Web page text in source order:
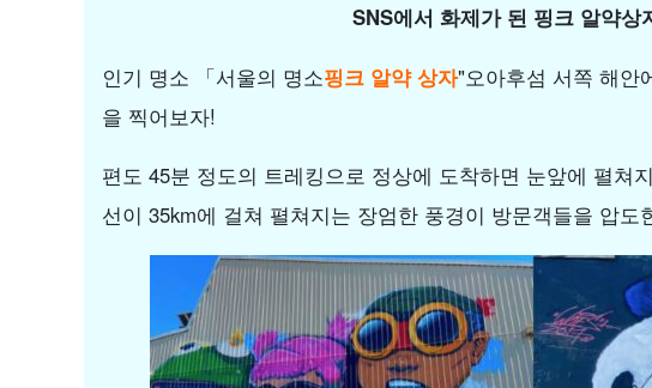
SNS에서 화제가 된 핑크 알약상
인기 명소 「서울의 명소핑크 알약 상자"오아후섬 서쪽 해안
을 찍어보자!
편도 45분 정도의 트레킹으로 정상에 도착하면 눈앞에 펼쳐
선이 35km에 걸쳐 펼쳐지는 장엄한 풍경이 방문객들을 압도